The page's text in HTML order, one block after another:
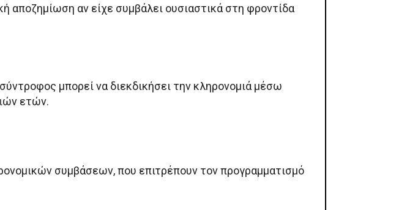
αποζημίωση αν είχε συμβάλει ουσιαστικά στη φροντίδα
μπορεί να διεκδικήσει την κληρονομιά μέσω
ετών.
συμβάσεων, που επιτρέπουν τον προγραμματισμό